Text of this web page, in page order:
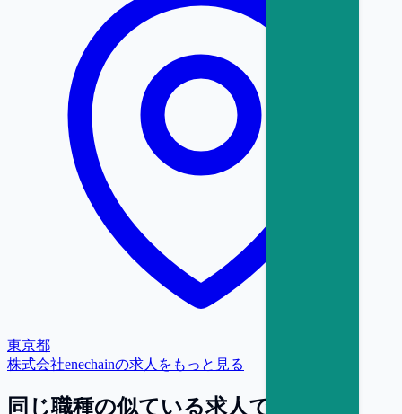
東京都
株式会社enechainの求人をもっと見る
同じ職種の似ている求人で探す